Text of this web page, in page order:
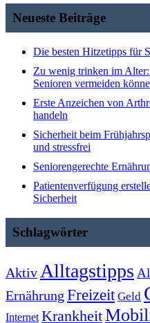
Neueste Beiträge
Die besten Hitzetipps für
Zu wenig trinken im
Senioren vermeiden
Erste Anzeichen von
handeln
Sicherheit beim
und stressfrei
Seniorengerechte
Patientenverfügung
Sicherheit
Schlagwörter
Aktiv Alltagstipps
Ernährung Freizeit Geld
Internet Krankheit